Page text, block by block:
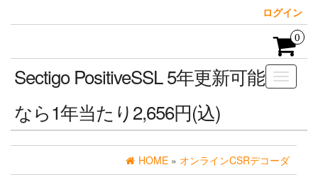
ログイン
0
ナ
ビ
シ
ョ
ン
を
Sectigo PositiveSSL 5年更新可能
なら1年当たり2,656円(込)
HOME » オンラインCSRデコーダ